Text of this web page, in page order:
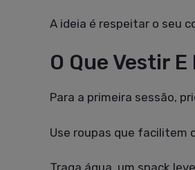
A ideia é respeitar o seu
O Que Vestir E
Para a primeira sessão,
Use roupas que facilitem